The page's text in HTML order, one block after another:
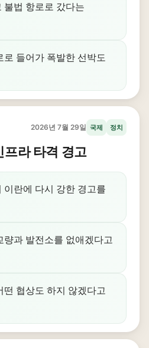
불법 항로로 갔다는
로 들어가 폭발한 선박도
2026년 7월 29일 국제 정치
프라 타격 경고
이란에 다시 강한 경고를
량과 발전소를 없애겠다고
떤 협상도 하지 않겠다고